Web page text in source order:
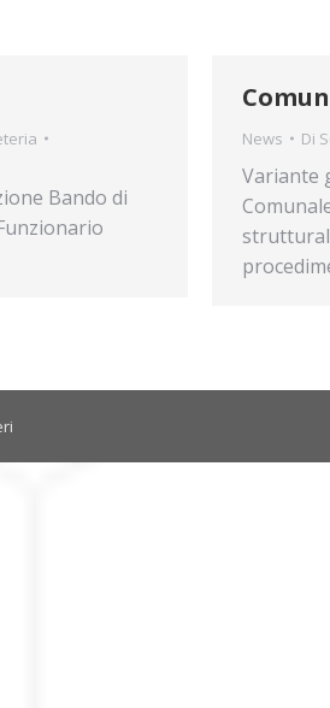
Bando di
News Di
Variante